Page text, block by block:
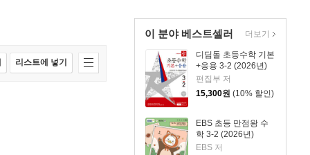
이 분야 베스트셀러
디딤돌 초등수학 기본
+응용 3-2 (2026년)
편집부 저
15,300원 (10% 할인)
EBS 초등 만점왕 수
학 3-2 (2026년)
EBS 저
더보기
리스트에 넣기